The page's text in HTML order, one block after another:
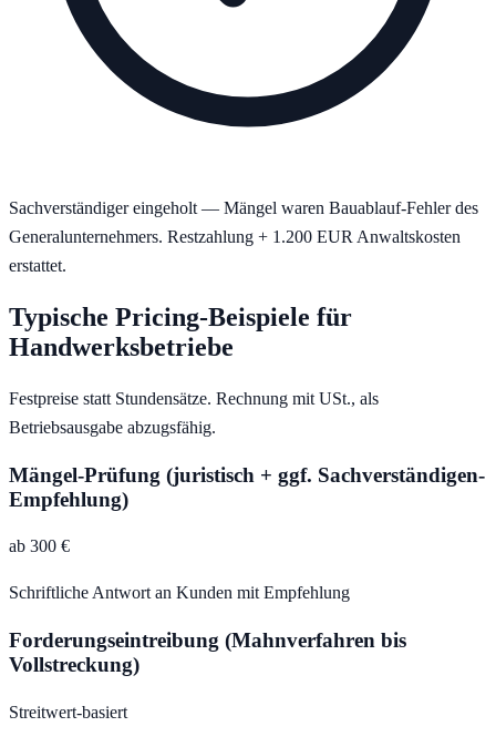
Sachverständiger eingeholt — Mängel waren Bauablauf-Fehler des
Generalunternehmers. Restzahlung + 1.200 EUR Anwaltskosten
erstattet.
Typische Pricing-Beispiele für
Handwerksbetriebe
Festpreise statt Stundensätze. Rechnung mit USt., als
Betriebsausgabe abzugsfähig.
Mängel-Prüfung (juristisch + ggf. Sachverständigen-
Empfehlung)
ab 300 €
Schriftliche Antwort an Kunden mit Empfehlung
Forderungseintreibung (Mahnverfahren bis
Vollstreckung)
Streitwert-basiert